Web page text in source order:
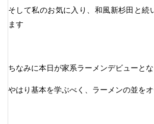
そして私のお気に入り、和風新杉田と続
ます
ちなみに本日が家系ラーメンデビューと
やはり基本を学ぶべく、ラーメンの並を